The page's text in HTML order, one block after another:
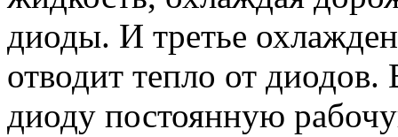
диоды. И третье
отводит тепло от диодов.
диоду постоянную